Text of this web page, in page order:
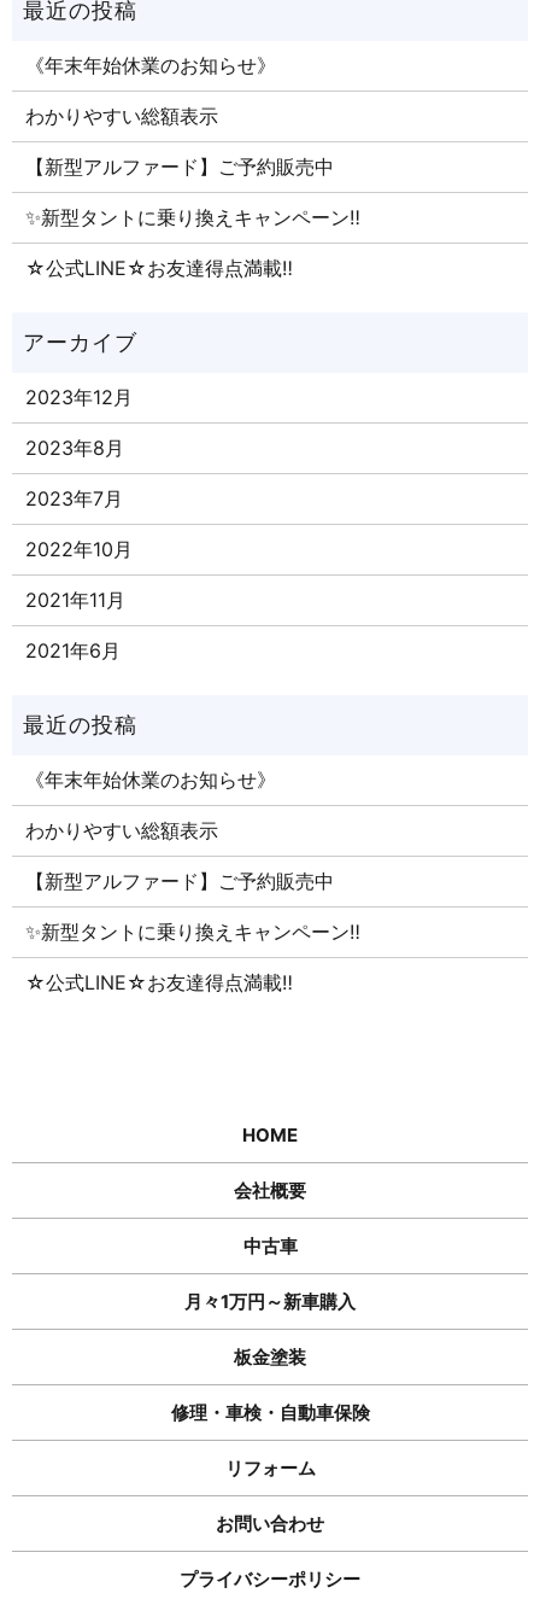
《年末年始休業のお知らせ》
わかりやすい総額表示
【新型アルファード】ご予約販売中
✨新型タントに乗り換えキャンペーン‼
☆公式LINE☆お友達得点満載‼
2023年12月
2023年8月
2023年7月
2022年10月
2021年11月
2021年6月
《年末年始休業のお知らせ》
わかりやすい総額表示
【新型アルファード】ご予約販売中
✨新型タントに乗り換えキャンペーン‼
☆公式LINE☆お友達得点満載‼
HOME
会社概要
中古車
月々1万円～新車購入
板金塗装
修理・車検・自動車保険
リフォーム
お問い合わせ
プライバシーポリシー